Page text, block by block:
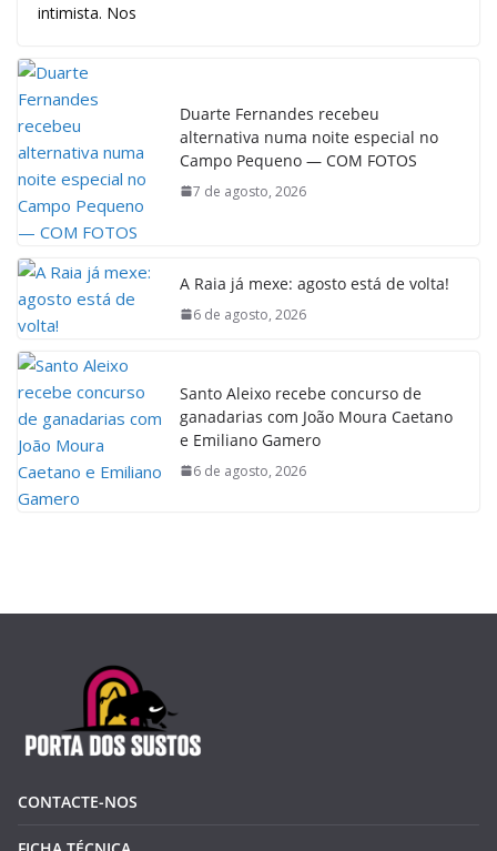
intimista. Nos
Duarte Fernandes recebeu
alternativa numa noite especial no
Campo Pequeno — COM FOTOS
7 de agosto, 2026
A Raia já mexe: agosto está de volta!
6 de agosto, 2026
Santo Aleixo recebe concurso de
ganadarias com João Moura Caetano
e Emiliano Gamero
6 de agosto, 2026
CONTACTE-NOS